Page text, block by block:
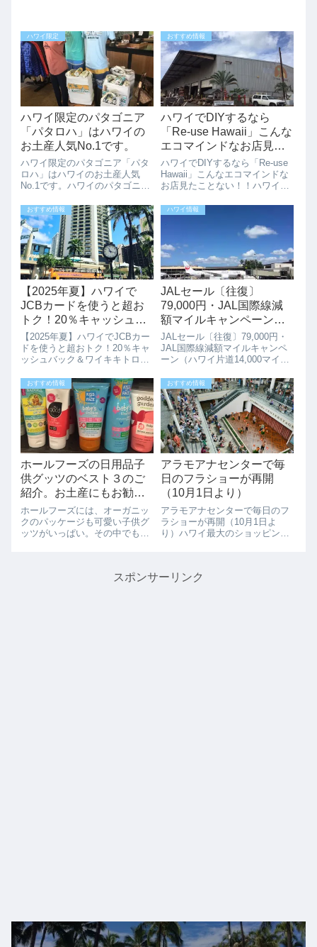
ハワイ限定
ハワイ限定のパタゴニア
「パタロハ」はハワイの
お土産人気No.1です。
ハワイ限定のパタゴニア「パタ
ロハ」はハワイのお土産人気
No.1です。ハワイのパタゴニア
（Pataloha）」というデザイン
があり、ハワイのお土産で人気
です。定番のTシャツとエコバ
ックがハワイのお土産に人気ナ
ンバー...
おすすめ情報
ハワイでDIYするなら
「Re-use Hawaii」こんな
エコマインドなお店見た
ことない！！
ハワイでDIYするなら「Re-use
Hawaii」こんなエコマインドな
お店見たことない！！ハワイで
ポなどのホームセンターを思い
よりも安く、人とは違った材料
を探したい人には「Re-u...
おすすめ情報
【2025年夏】ハワイで
JCBカードを使うと超お
トク！20％キャッシュバ
ック＆ワイキキトロリー
も無料！
【2025年夏】ハワイでJCBカー
ドを使うと超おトク！20％キャ
ッシュバック＆ワイキキトロリ
してこれからハワイ旅行を計画
している方に朗報です！JCBカ
ードを持っていると、ハワイで
のお買い物や移動がとっても便
利＆お...
ハワイ情報
JALセール〔往復〕
79,000円・JAL国際線減
額マイルキャンペーン
（ハワイ片道14,000マイ
ル）
JALセール〔往復〕79,000円・
JAL国際線減額マイルキャンペ
ーン（ハワイ片道14,000マイ
JALがセール・JAL国際線減額
マイルキャンペーン開始してい
ます。JAL国際線タイムセー
ル、1月17日までの”期間限...
おすすめ情報
ホールフーズの日用品子
供グッツのベスト３のご
紹介。お土産にもお勧め
です。
ホールフーズには、オーガニッ
クのパッケージも可愛い子供グ
ッツがいっぱい。その中でも、
め（サンスクリーン）ハワイで
おすすめ情報
アラモアナセンターで毎
日のフラショーが再開
（10月1日より）
アラモアナセンターで毎日のフ
ラショーが再開（10月1日よ
り）ハワイ最大のショッピング
（土）から再開されます。毎
スポンサーリンク